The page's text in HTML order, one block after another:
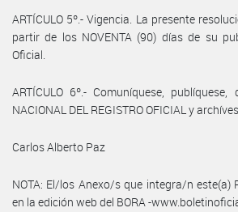
ARTÍCULO 5º.- Vigencia. La presente
partir de los NOVENTA (90) días de su
Oficial.
ARTÍCULO 6º.- Comuníquese, publíquese,
NACIONAL DEL REGISTRO OFICIAL y
Carlos Alberto Paz
NOTA: El/los Anexo/s que integra/n este(a)
en la edición web del BORA -